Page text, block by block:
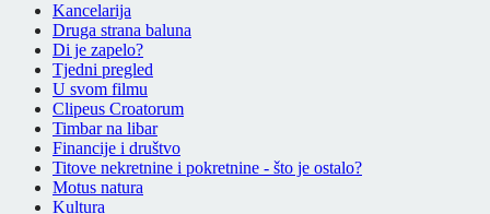
Kancelarija
Druga strana baluna
Di je zapelo?
Tjedni pregled
U svom filmu
Clipeus Croatorum
Timbar na libar
Financije i društvo
Titove nekretnine i pokretnine - što je ostalo?
Motus natura
Kultura